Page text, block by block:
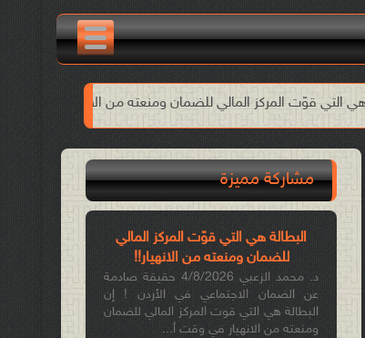
المالي للضمان ومنعته من الانهيار!! الأول من مايو وحدة
مشاركة مميزة
البطالة هي التي قوّت المركز المالي
للضمان ومنعته من الانهيار!!
د. محمد الزعبي 4/8/2026 حقيقة صادمة
عن الضمان الاجتماعي في الأردن ! إن
البطالة هي التي قوت المركز المالي للضمان
ومنعته من الانهيار في وقت أ...